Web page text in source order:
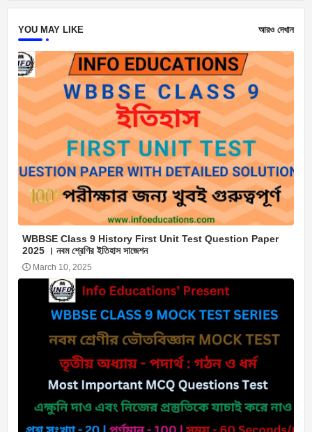
YOU MAY LIKE আরও দেখান
WBBSE Class 9 History First Unit Test Question Paper
2025 । নবম শ্রেণির ইতিহাস সাজেশন
March 10, 2025